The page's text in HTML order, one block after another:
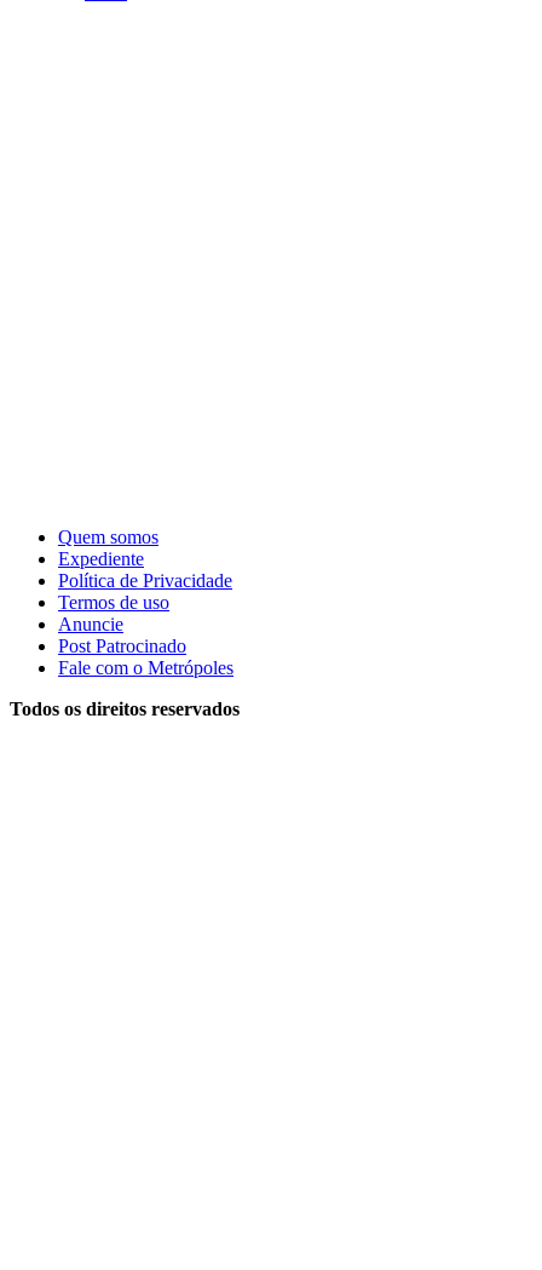
Quem somos
Expediente
Política de Privacidade
Termos de uso
Anuncie
Post Patrocinado
Fale com o Metrópoles
Todos os direitos reservados